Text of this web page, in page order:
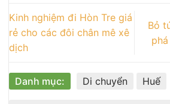
Kinh nghiệm đi Hòn Tre giá
rẻ cho các đôi chân mê xê
dịch
Bỏ
Danh mục: Di chuyển Huế